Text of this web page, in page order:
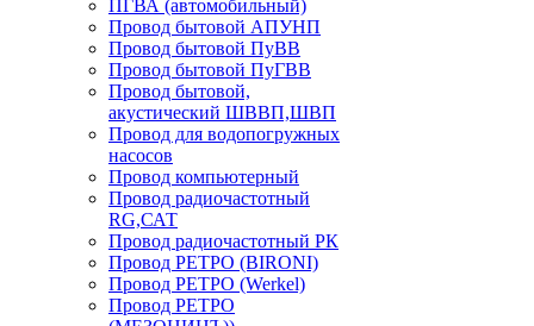
ПГВА (автомобильный)
Провод бытовой АПУНП
Провод бытовой ПуВВ
Провод бытовой ПуГВВ
Провод бытовой,
акустический ШВВП,ШВП
Провод для водопогружных
насосов
Провод компьютерный
Провод радиочастотный
RG,САТ
Провод радиочастотный РК
Провод РЕТРО (BIRONI)
Провод РЕТРО (Werkel)
Провод РЕТРО